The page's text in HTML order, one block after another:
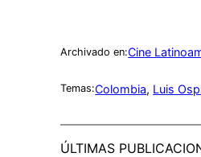
Archivado en:Cine
Temas:Colombia, Luis
ÚLTIMAS